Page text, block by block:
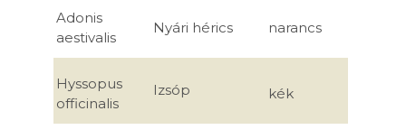
Adonis
aestivalis
Nyári hérics narancs
Hyssopus
officinalis
Izsóp kék